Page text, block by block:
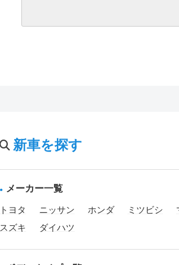
新車を探す
メーカー一覧
トヨタ ニッサン ホンダ ミツビシ
スズキ
ダイハツ